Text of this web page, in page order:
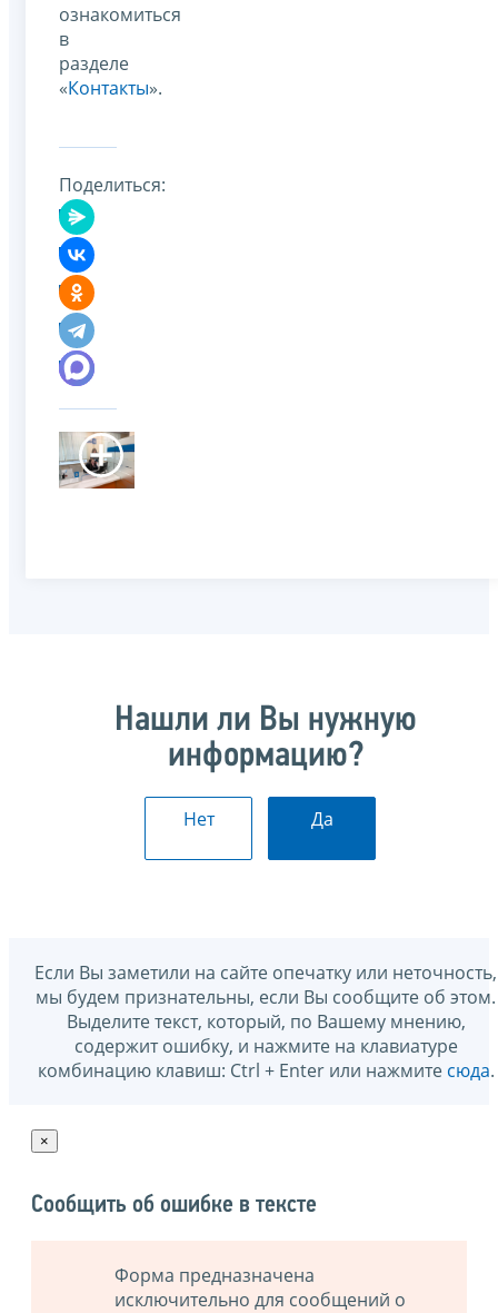
ознакомиться
в
разделе
«Контакты».
Поделиться:
Нашли ли Вы нужную
информацию?
Нет Да
Если Вы заметили на сайте опечатку или неточность,
мы будем признательны, если Вы сообщите об этом.
Выделите текст, который, по Вашему мнению,
содержит ошибку, и нажмите на клавиатуре
комбинацию клавиш: Ctrl + Enter или нажмите сюда.
×
Сообщить об ошибке в тексте
Форма предназначена
исключительно для сообщений о